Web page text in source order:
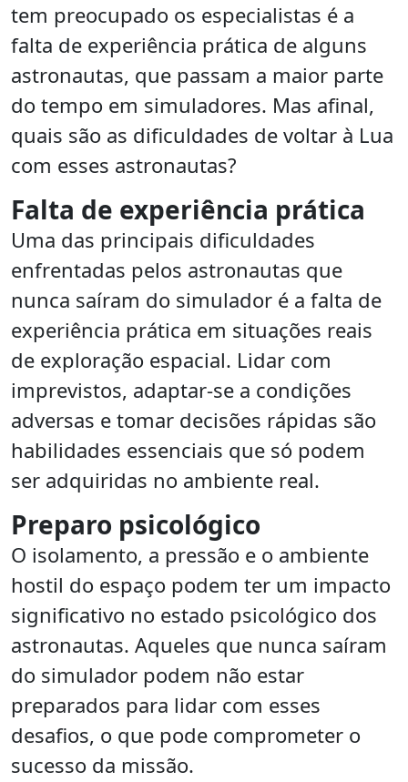
tem preocupado os especialistas é a
falta de experiência prática de alguns
astronautas, que passam a maior parte
do tempo em simuladores. Mas afinal,
quais são as dificuldades de voltar à Lua
com esses astronautas?
Falta de experiência prática
Uma das principais dificuldades
enfrentadas pelos astronautas que
nunca saíram do simulador é a falta de
experiência prática em situações reais
de exploração espacial. Lidar com
imprevistos, adaptar-se a condições
adversas e tomar decisões rápidas são
habilidades essenciais que só podem
ser adquiridas no ambiente real.
Preparo psicológico
O isolamento, a pressão e o ambiente
hostil do espaço podem ter um impacto
significativo no estado psicológico dos
astronautas. Aqueles que nunca saíram
do simulador podem não estar
preparados para lidar com esses
desafios, o que pode comprometer o
sucesso da missão.